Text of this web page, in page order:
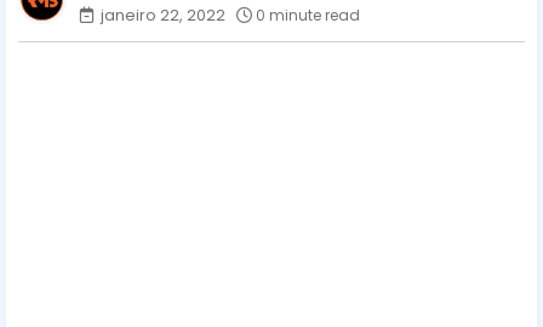
janeiro 22, 2022
0 minute read